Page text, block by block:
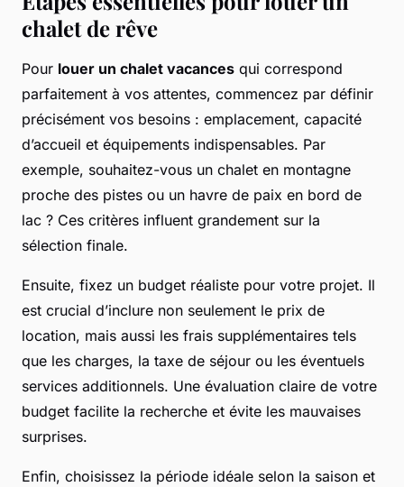
chalet de rêve
Pour louer un chalet vacances qui correspond
parfaitement à vos attentes, commencez par définir
précisément vos besoins : emplacement, capacité
d’accueil et équipements indispensables. Par
exemple, souhaitez-vous un chalet en montagne
proche des pistes ou un havre de paix en bord de
lac ? Ces critères influent grandement sur la
sélection finale.
Ensuite, fixez un budget réaliste pour votre projet. Il
est crucial d’inclure non seulement le prix de
location, mais aussi les frais supplémentaires tels
que les charges, la taxe de séjour ou les éventuels
services additionnels. Une évaluation claire de votre
budget facilite la recherche et évite les mauvaises
surprises.
Enfin, choisissez la période idéale selon la saison et